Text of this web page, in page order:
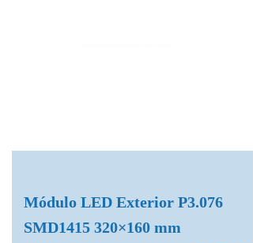
Módulo LED Exterior P3.076
SMD1415 320×160 mm